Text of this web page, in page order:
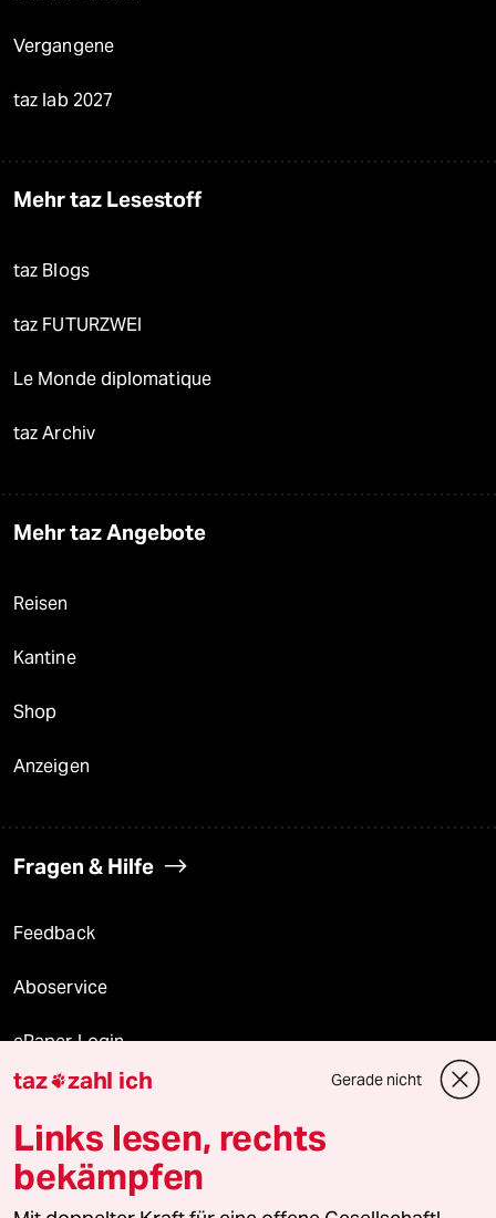
Vergangene
taz lab 2027
Mehr taz Lesestoff
taz Blogs
taz FUTURZWEI
Le Monde diplomatique
taz Archiv
Mehr taz Angebote
Reisen
Kantine
Shop
Anzeigen
Fragen & Hilfe
Feedback
Aboservice
ePaper Login
Downloads für Abonnierende
© 2026 taz Verlags und Vertriebs GmbH
taz zahl ich Gerade nicht
Links lesen, rechts
bekämpfen